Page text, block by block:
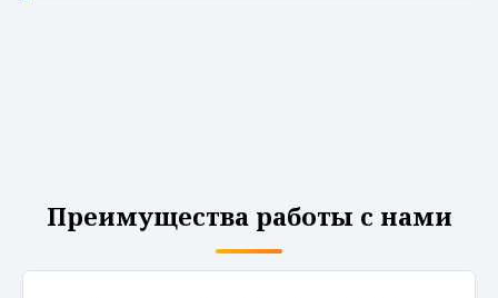
Преимущества работы с нами